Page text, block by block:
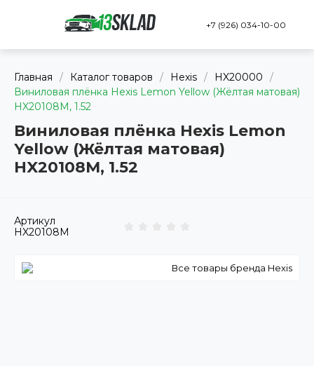
+7 (926) 034-10-00
Главная / Каталог товаров / Hexis / HX20000
/
Виниловая плёнка Hexis Lemon Yellow (Жёлтая матовая)
HX20108M, 1.52
Виниловая плёнка Hexis Lemon
Yellow (Жёлтая матовая)
HX20108M, 1.52
Артикул
HX20108M
Все товары бренда Hexis